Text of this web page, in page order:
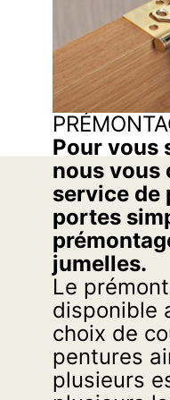
Pour vous
nous vous
service de
portes
jumelles.
Le
disponible
choix de
pentures
plusieurs